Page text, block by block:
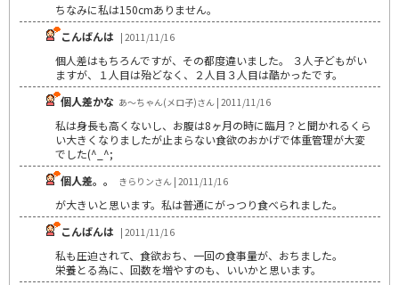
ちなみに私は150cmありません。
こんばんは | 2011/11/16
個人差はもちろんですが、その都度違いました。 ３人子どもがい
ますが、１人目は殆どなく、２人目３人目は酷かったです。
個人差かな あ～ちゃん(メロ子)さん | 2011/11/16
私は身長も高くないし、お腹は8ヶ月の時に臨月？と聞かれるくら
い大きくなりましたが止まらない食欲のおかげで体重管理が大変
でした(^_^;
個人差。。
きらりンさん | 2011/11/16
が大きいと思います。私は普通にがっつり食べられました。
こんばんは | 2011/11/16
私も圧迫されて、食欲おち、一回の食事量が、おちました。
栄養とる為に、回数を増やすのも、いいかと思います。